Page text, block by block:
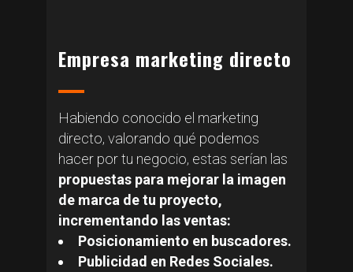
Empresa marketing directo
Habiendo conocido el marketing
directo, valorando qué podemos
hacer por tu negocio, estas serían las
propuestas para mejorar la imagen
de marca de tu proyecto,
incrementando las ventas:
Posicionamiento en buscadores.
Publicidad en Redes Sociales.